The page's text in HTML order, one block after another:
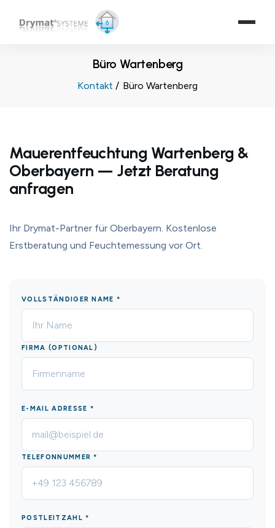
Büro Wartenberg
Kontakt Büro Wartenberg
Mauerentfeuchtung Wartenberg &
Oberbayern — Jetzt Beratung
anfragen
Ihr Drymat-Partner für Oberbayern. Kostenlose
Erstberatung und Feuchtemessung vor Ort.
VOLLSTÄNDIGER NAME *
FIRMA (OPTIONAL)
E-MAIL ADRESSE *
TELEFONNUMMER *
POSTLEITZAHL *